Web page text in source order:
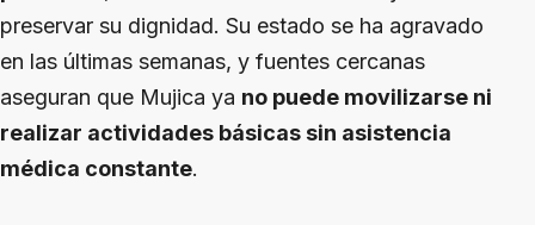
preservar su dignidad. Su estado se ha agravado
en las últimas semanas, y fuentes cercanas
aseguran que Mujica ya no puede movilizarse ni
realizar actividades básicas sin asistencia
médica constante.